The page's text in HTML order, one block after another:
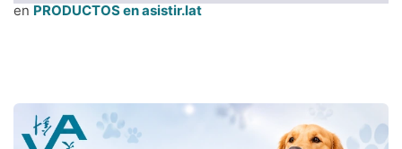
en PRODUCTOS en asistir.lat